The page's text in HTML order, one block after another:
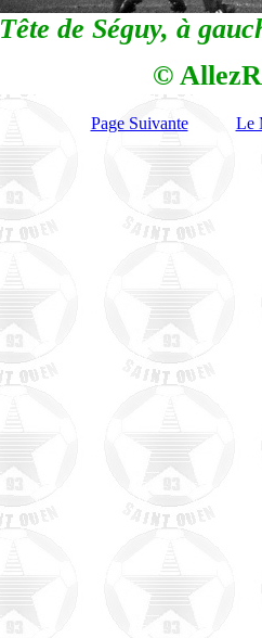
Tête de Séguy, à
©
Page Suivante Le